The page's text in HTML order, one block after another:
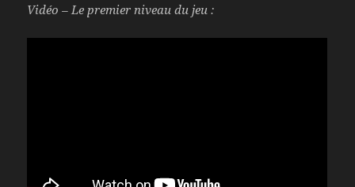
Vidéo – Le premier niveau du jeu :